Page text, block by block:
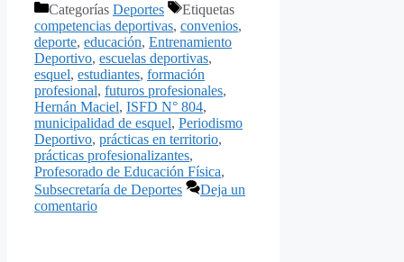
Categorías Deportes
Etiquetas
competencias deportivas, convenios,
deporte, educación, Entrenamiento
Deportivo, escuelas deportivas,
esquel, estudiantes, formación
profesional, futuros profesionales,
Hernán Maciel, ISFD N° 804,
municipalidad de esquel, Periodismo
Deportivo, prácticas en territorio,
prácticas profesionalizantes,
Profesorado de Educación Física,
Subsecretaría de Deportes
Deja un
comentario